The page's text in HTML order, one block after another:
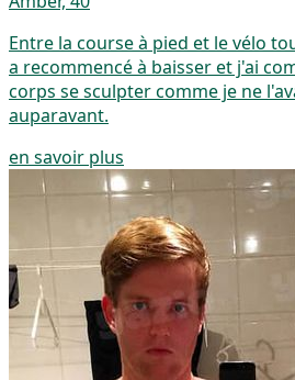
Entre la course à pied et le vélo
a recommencé à baisser et j'ai
corps se sculpter comme je ne
auparavant.
en savoir plus